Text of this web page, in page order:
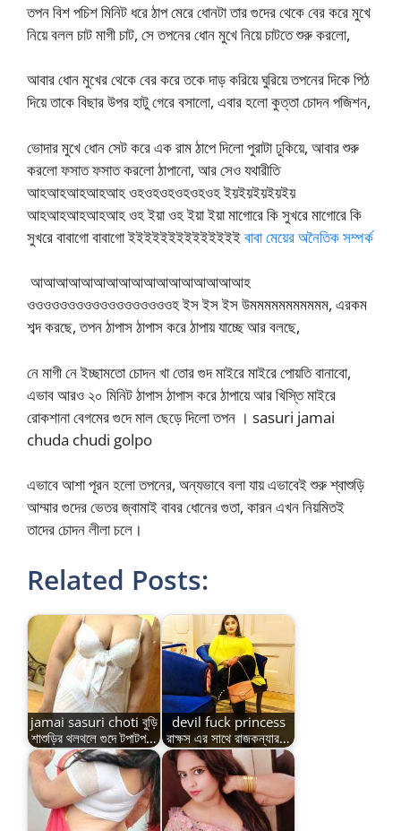
তপন বিশ পচিশ মিনিট ধরে ঠাপ মেরে ধোনটা তার গুদের থেকে বের করে মুখে
নিয়ে বলল চাট মাগী চাট, সে তপনের ধোন মুখে নিয়ে চাটতে শুরু করলো,
আবার ধোন মুখের থেকে বের করে তকে দাড় করিয়ে ঘুরিয়ে তপনের দিকে পিঠ
দিয়ে তাকে বিছার উপর হাটু গেরে বসালো, এবার হলো কুত্তা চোদন পজিশন,
ভোদার মুখে ধোন সেট করে এক রাম ঠাপে দিলো পুরাটা ঢুকিয়ে, আবার শুরু
করলো ফসাত ফসাত করলো ঠাপানো, আর সেও যথারীতি
আহআহআহআহআহ ওহওহওহওহওহওহ ইয়ইয়ইয়ইয়ইয়
আহআহআহআহআহ ওহ ইয়া ওহ ইয়া ইয়া মাগোরে কি সুখরে মাগোরে কি
সুখরে বাবাগো বাবাগো ইইইইইইইইইইইইইইবাবা মেয়ের অনৈতিক সম্পর্ক
আআআআআআআআআআআআআআআআআহ
ওওওওওওওওওওওওওওওওওওহ ইস ইস ইস উমমমমমমমমমমম, এরকম
শব্দ করছে, তপন ঠাপাস ঠাপাস করে ঠাপায় যাচ্ছে আর বলছে,
নে মাগী নে ইচ্ছামতো চোদন খা তোর গুদ মাইরে মাইরে পোয়তি বানাবো,
এভাব আরও ২০ মিনিট ঠাপাস ঠাপাস করে ঠাপায়ে আর খিস্তি মাইরে
রোকশানা বেগমের গুদে মাল ছেড়ে দিলো তপন । sasuri jamai
chuda chudi golpo
এভাবে আশা পূরন হলো তপনের, অন্যভাবে বলা যায় এভাবেই শুরু শ্বাশুড়ি
আম্মার গুদের ভেতর জ্বামাই বাবর ধোনের গুতা, কারন এখন নিয়মিতই
তাদের চোদন লীলা চলে।
Related Posts:
jamai sasuri choti বুড়ি
শাশুড়ির থলথলে গুদে টপাটপ…
devil fuck princess
রাক্ষস এর সাথে রাজকন্যার…